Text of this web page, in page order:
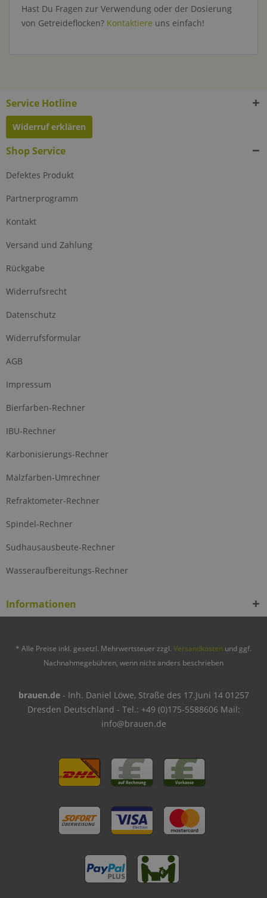
Hast Du Fragen zur Verwendung oder der Dosierung
von Getreideflocken? Kontaktiere uns einfach!
Service Hotline
Widerruf erklären
Shop Service
Defektes Produkt
Partnerprogramm
Kontakt
Versand und Zahlung
Rückgabe
Widerrufsrecht
Datenschutz
Widerrufsformular
AGB
Impressum
Bierfarben-Rechner
IBU-Rechner
Karbonisierungs-Rechner
Malzfarben-Umrechner
Refraktometer-Rechner
Spindel-Rechner
Sudhausausbeute-Rechner
Wasseraufbereitungs-Rechner
Informationen
* Alle Preise inkl. gesetzl. Mehrwertsteuer zzgl. Versandkosten und ggf.
Nachnahmegebühren, wenn nicht anders beschrieben
brauen.de- Inh. Daniel Löwe, Straße des 17.Juni 14 01257
Dresden Deutschland - Tel.: +49 (0)175-5588606 Mail:
info@brauen.de